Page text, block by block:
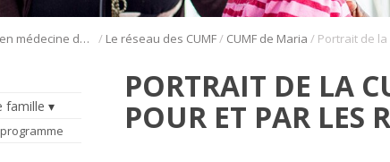
Résidence en médecine de famille / Le réseau des CUMF/ CUMF de Maria /
famille
PORTRAIT DE LA
POUR ET PAR LES